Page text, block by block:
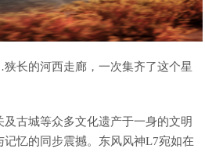
长的河西走廊，一次集齐了这个星
古城等众多文化遗产于一身的文明
忆的同步震撼。东风风神L7宛如在